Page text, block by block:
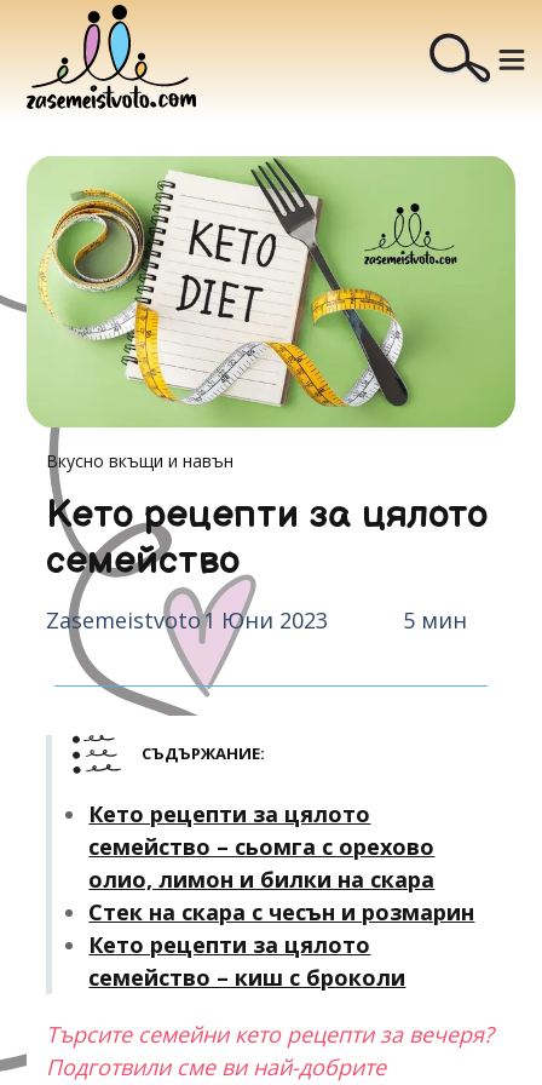
Вкусно вкъщи и навън
Кето рецепти за цялото
семейство
Zasemeistvoto1 Юни 2023 5 мин
СЪДЪРЖАНИЕ:
Кето рецепти за цялото
семейство – сьомга с орехово
олио, лимон и билки на скара
Стек на скара с чесън и розмарин
Кето рецепти за цялото
семейство – киш с броколи
Търсите семейни кето рецепти за вечеря?
Подготвили сме ви най-добрите